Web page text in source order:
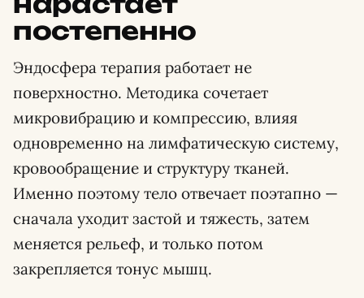
постепенно
Эндосфера терапия работает не
поверхностно. Методика сочетает
микровибрацию и компрессию, влияя
одновременно на лимфатическую систему,
кровообращение и структуру тканей.
Именно поэтому тело отвечает поэтапно —
сначала уходит застой и тяжесть, затем
меняется рельеф, и только потом
закрепляется тонус мышц.